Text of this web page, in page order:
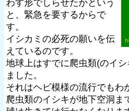
わす形でしらせたかという
と、緊急を要するからで
す。
イシカミの必死の願いを伝
えているのです。
地球上はすでに爬虫類(のイ
ました。
それはヘビ模様の流行でもわ
爬虫類のイシキが地下空洞ま